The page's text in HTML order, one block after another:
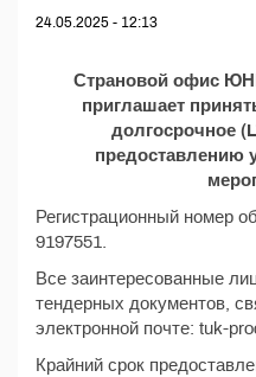
24.05.2025 - 12:13
Страновой офис
приглашает
долгосрочное
предоставлению
Регистрационный номер
9197551.
Все заинтересованные
тендерных документов,
электронной почте: tuk-
Крайний срок